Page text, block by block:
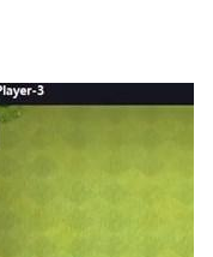
合成、垂釣、卡牌等
玩法增添探索趣味！